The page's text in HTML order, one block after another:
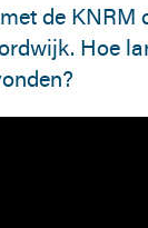
de
Hoe